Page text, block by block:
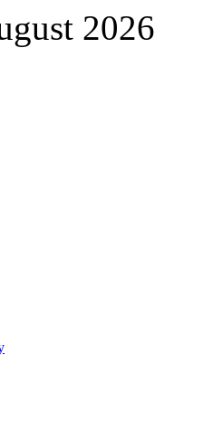
2026